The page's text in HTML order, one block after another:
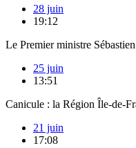
28 juin
19:12
Le Premier ministre
25 juin
13:51
Canicule : la Région Île-de-
21 juin
17:08